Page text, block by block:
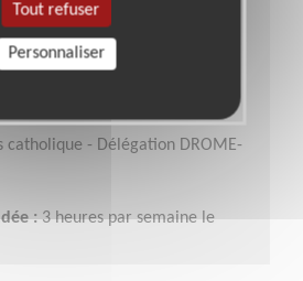
les personnes en
catholique - Délégation DROME-
:3 heures par semaine le
Tout refuser
Personnaliser